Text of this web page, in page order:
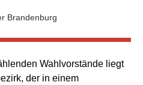
Brandenburg
Wahlvorstände liegt
der in einem